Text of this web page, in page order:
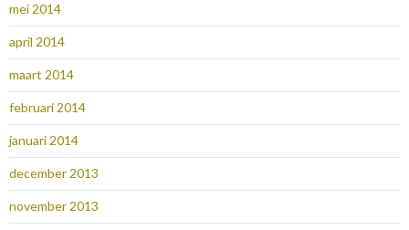
mei 2014
april 2014
maart 2014
februari 2014
januari 2014
december 2013
november 2013